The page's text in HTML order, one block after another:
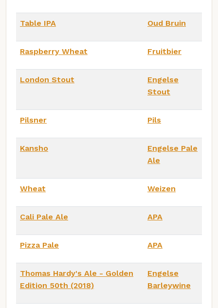
Table IPA Oud Bruin
Raspberry Wheat Fruitbier
London Stout
Engelse
Stout
Pilsner Pils
Kansho
Engelse Pale
Ale
Wheat Weizen
Cali Pale Ale APA
Pizza Pale APA
Thomas Hardy's Ale - Golden
Edition 50th (2018)
Engelse
Barleywine